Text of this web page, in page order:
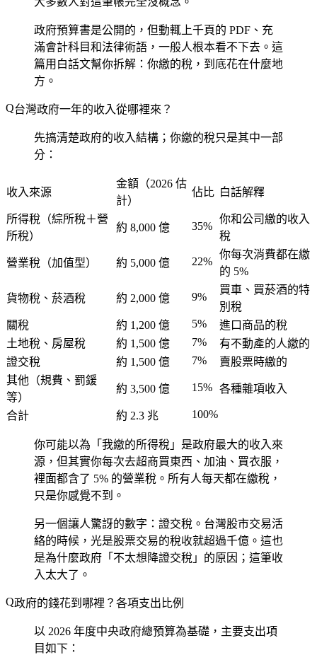
政府預算書是公開的，但動輒上千頁的 PDF、充
滿會計科目和法律術語，一般人根本看不下去。這
篇用白話文幫你拆解：你繳的稅，到底花在什麼地
方。
台灣政府一年的收入從哪裡來？
先搞清楚政府的收入結構；你繳的稅只是其中一部
分：
收入來源
金額（2026 估
計）
佔比 白話解釋
所得稅（綜所稅＋營
所稅）
約 8,000 億 35%
你和公司繳的收入
稅
營業稅（加值型） 約 5,000 億 22%
你每次消費都在繳
的 5%
貨物稅、菸酒稅 約 2,000 億 9%
買車、買菸酒的特
別稅
關稅
約 1,200 億 5%
進口商品的稅
土地稅、房屋稅
約 1,500 億 7%
有不動產的人繳的
證交稅
約 1,500 億 7%
賣股票時繳的
其他（規費、罰鍰
等）
約 3,500 億 15% 各種雜項收入
合計 約 2.3 兆 100%
你可能以為「我繳的所得稅」是政府最大的收入來
源，但其實你每次去超商買東西、加油、買衣服，
裡面都含了 5% 的營業稅。所有人每天都在繳稅，
只是你感覺不到。
另一個讓人驚訝的數字：證交稅。台灣股市交易活
絡的時候，光是股票交易的稅收就超過千億。這也
是為什麼政府「不太想降證交稅」的原因；這筆收
入太大了。
政府的錢花到哪裡？各項支出比例
以 2026 年度中央政府總預算為基礎，主要支出項
目如下：